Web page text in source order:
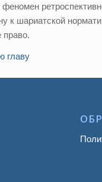
к шариатской
право.
главу